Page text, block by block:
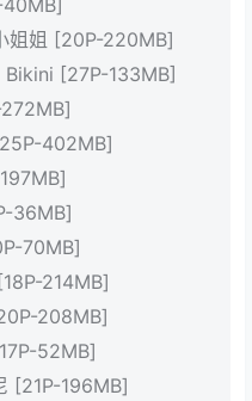
姐姐 [20P-220MB]
[27P-133MB]
402MB]
36MB]
70MB]
214MB]
208MB]
52MB]
[21P-196MB]